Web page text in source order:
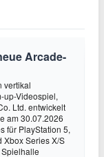
Arcade-
vertikal
up-Videospiel,
Ltd. entwickelt
am 30.07.2026
für PlayStation 5,
Xbox Series X/S